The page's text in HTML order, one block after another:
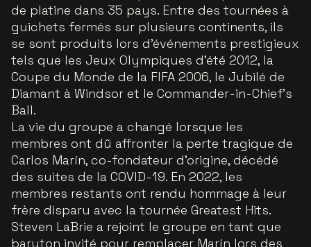
de platine dans 35 pays. Entre des tournées à
guichets fermés sur plusieurs continents, ils
se sont produits lors d'événements prestigieux
tels que les Jeux Olympiques d'été 2012, la
Coupe du Monde de la FIFA 2006, le Jubilé de
Diamant à Windsor et le Commander-in-Chief’s
Ball.
La vie du groupe a changé lorsque les
membres ont dû affronter la perte tragique de
Carlos Marín, co-fondateur d'origine, décédé
des suites de la COVID-19. En 2022, les
membres restants ont rendu hommage à leur
frère disparu avec la tournée Greatest Hits.
Steven LaBrie a rejoint le groupe en tant que
baryton invité pour remplacer Marín lors des